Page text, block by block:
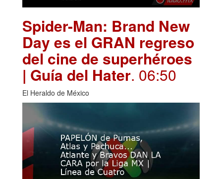
Spider-Man: Brand New
Day es el GRAN regreso
del cine de superhéroes
| Guía del Hater. 06:50
El Heraldo de México